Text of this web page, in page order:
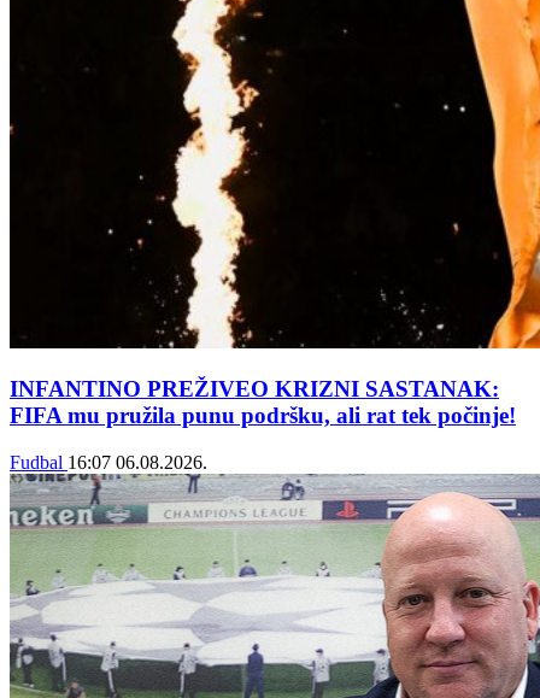
INFANTINO PREŽIVEO KRIZNI SASTANAK:
FIFA mu pružila punu podršku, ali rat tek počinje!
Fudbal 16:07 06.08.2026.